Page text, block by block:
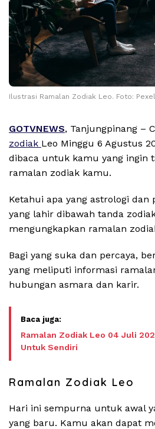
Ilustrasi Ramalan Zodiak Leo. Foto:
GOTVNEWS, Tanjungpinang –
zodiak Leo Minggu 6 Agustus
dibaca untuk kamu yang ingin
ramalan zodiak kamu.
Ketahui apa yang astrologi
yang lahir dibawah tanda
mengungkapkan ramalan
Bagi yang suka dan percaya,
yang meliputi informasi
hubungan asmara dan karir.
Ramalan Zodiak Leo 04 Juli
Untuk Sendiri
Ramalan Zodiak Leo
Hari ini sempurna untuk awal
yang baru. Kamu akan dapat